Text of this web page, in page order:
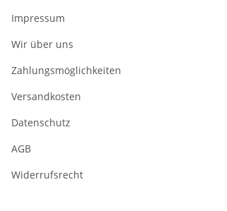
Impressum
Wir über uns
Zahlungsmöglichkeiten
Versandkosten
Datenschutz
AGB
Widerrufsrecht